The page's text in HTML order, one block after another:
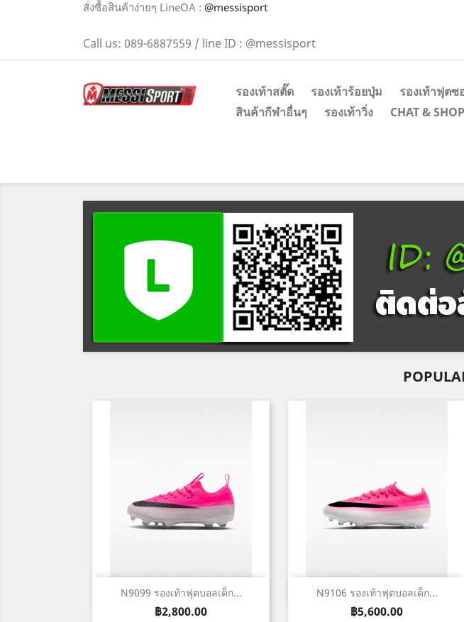
สั่งซื้อสินค้าง่ายๆ LineOA : @messisport
Call us: 089-6887559 / line ID : @messisport
รองเท้าสตั๊ด รองเท้าร้อยปุ่ม รองเท้าฟุตซ
สินค้ากีฬาอื่นๆ
รองเท้าวิ่ง CHAT & SHOP
N9099 รองเท้าฟุตบอลเด็ก...
ราคา
฿2,800.00
 เปิดหน้าต่างย่อ N9106 รองเท้าฟุตบอลเด็ก...
ราคา
฿5,600.00
 เปิดหน้าต่างย่อ